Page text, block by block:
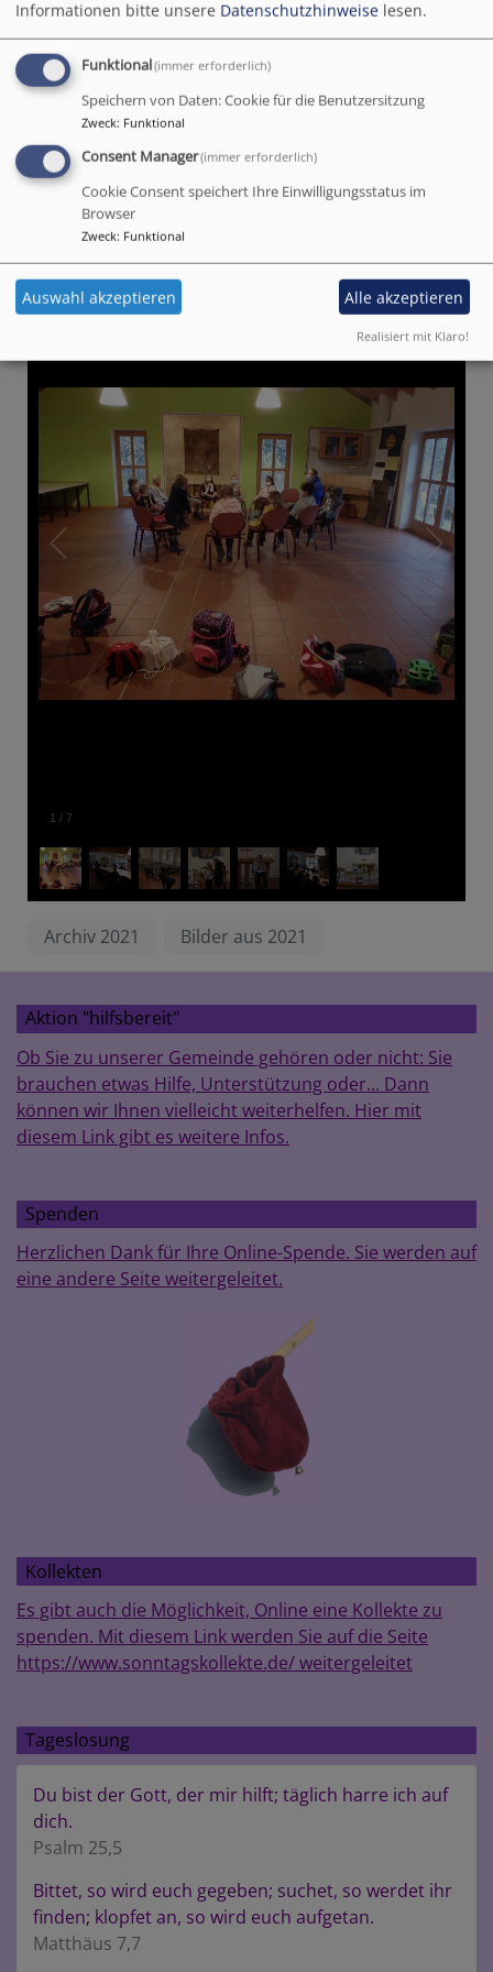
manche Eltern waren vielleicht auch froh, dass ihre
Kinder an diesem schulfreien Tag gut untergebracht
waren.
Danke an alle, die mitgearbeitet haben. Ganz
besonders danken wir auch Frau Ingrid Posch, die
nach gut 20 Jahren Mitarbeit bei den vielen
Kinderbibeltagen dieses Jahr letztmalig mit dabei
1 / 7
Archiv 2021 Bilder aus 2021
Aktion "hilfsbereit"
Ob Sie zu unserer Gemeinde gehören oder nicht: Sie
brauchen etwas Hilfe, Unterstützung oder... Dann
können wir Ihnen vielleicht weiterhelfen. Hier mit
diesem Link gibt es weitere Infos.
Spenden
Herzlichen Dank für Ihre Online-Spende. Sie werden auf
eine andere Seite weitergeleitet.
Kollekten
Es gibt auch die Möglichkeit, Online eine Kollekte zu
spenden. Mit diesem Link werden Sie auf die Seite
https://www.sonntagskollekte.de/ weitergeleitet
Tageslosung
Du bist der Gott, der mir hilft; täglich harre ich auf
dich.
Psalm 25,5
Bittet, so wird euch gegeben; suchet, so werdet ihr
finden; klopfet an, so wird euch aufgetan.
Matthäus 7,7
Informationen bitte unsere Datenschutzhinweise lesen.
Funktional(immer erforderlich)
Speichern von Daten: Cookie für die Benutzersitzung
Zweck: Funktional
Consent Manager(immer erforderlich)
Cookie Consent speichert Ihre Einwilligungsstatus im
Browser
Zweck: Funktional
Auswahl akzeptieren Alle akzeptieren
Realisiert mit Klaro!